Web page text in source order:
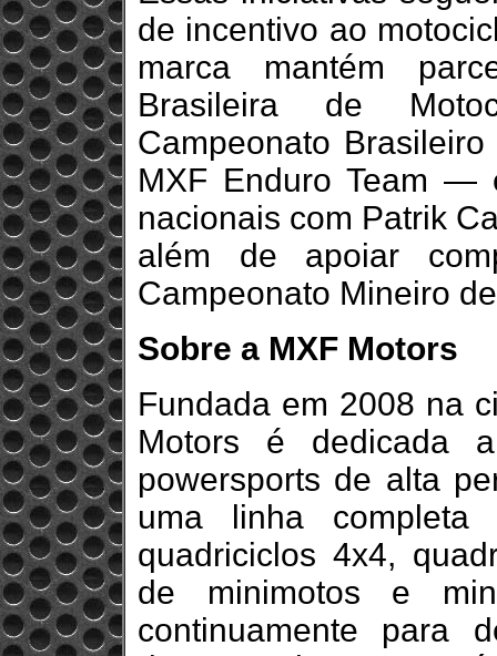
de incentivo ao
marca mantém
Brasileira de
Campeonato
MXF Enduro Team —
nacionais com Patrik
além de apoiar
Campeonato Mineiro
Sobre a MXF Motors
Fundada em 2008 na
Motors é dedicada
powersports de alta
uma linha completa
quadriciclos 4x4,
de minimotos e
continuamente para